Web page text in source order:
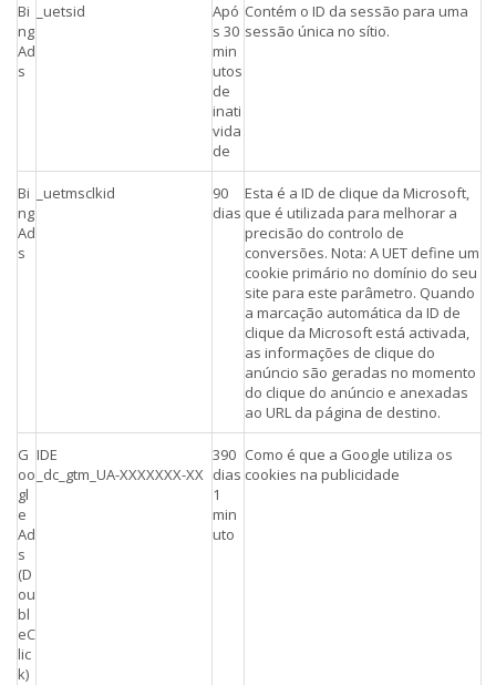
Bi
ng
Ad
s
_uetsid
Apó
s 30
min
utos
de
inati
vida
de
Contém o ID da sessão para uma
sessão única no sítio.
Bi
ng
Ad
s
_uetmsclkid
90
dias
Esta é a ID de clique da Microsoft,
que é utilizada para melhorar a
precisão do controlo de
conversões. Nota: A UET define um
cookie primário no domínio do seu
site para este parâmetro. Quando
a marcação automática da ID de
clique da Microsoft está activada,
as informações de clique do
anúncio são geradas no momento
do clique do anúncio e anexadas
ao URL da página de destino.
G
oo
gl
e
Ad
s
(D
ou
bl
eC
lic
k)
IDE
_dc_gtm_UA-XXXXXXX-XX
390
dias
1
min
uto
Como é que a Google utiliza os
cookies na publicidade